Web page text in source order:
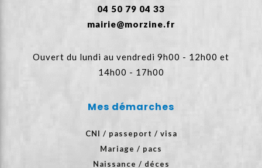
04 50 79 04 33
mairie@morzine.fr
Ouvert du lundi au vendredi 9h00 - 12h00 et
14h00 - 17h00
Mes démarches
CNI / passeport / visa
Mariage / pacs
Naissance / déces